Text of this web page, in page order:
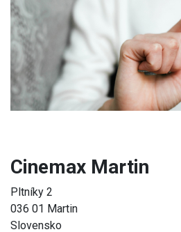
Previous
Cinemax Martin
Pltníky 2
036 01 Martin
Slovensko